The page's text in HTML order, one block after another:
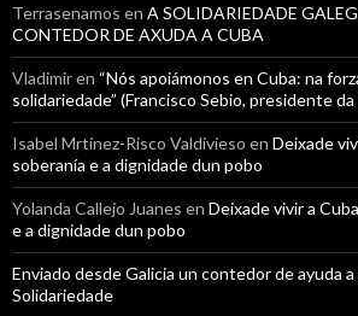
Terrasenamos en A SOLIDARIEDADE
CONTEDOR DE AXUDA A CUBA
Vladimiren “Nós apoiámonos en Cuba: na
solidariedade” (Francisco Sebio, presidente
Isabel Mrtínez-Risco Valdivieso en Deixade
soberanía e a dignidade dun pobo
Yolanda Callejo Juanes en Deixade vivir a
e a dignidade dun pobo
Enviado desde Galicia un contedor de ayuda a
Solidariedade